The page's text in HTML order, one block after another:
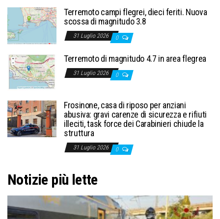
Terremoto campi flegrei, dieci feriti. Nuova
scossa di magnitudo 3.8
31 Luglio 2026 0
Terremoto di magnitudo 4.7 in area flegrea
31 Luglio 2026 0
Frosinone, casa di riposo per anziani
abusiva: gravi carenze di sicurezza e rifiuti
illeciti, task force dei Carabinieri chiude la
struttura
31 Luglio 2026 0
Notizie più lette